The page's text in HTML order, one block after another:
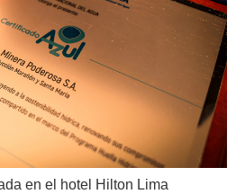
en el hotel Hilton Lima